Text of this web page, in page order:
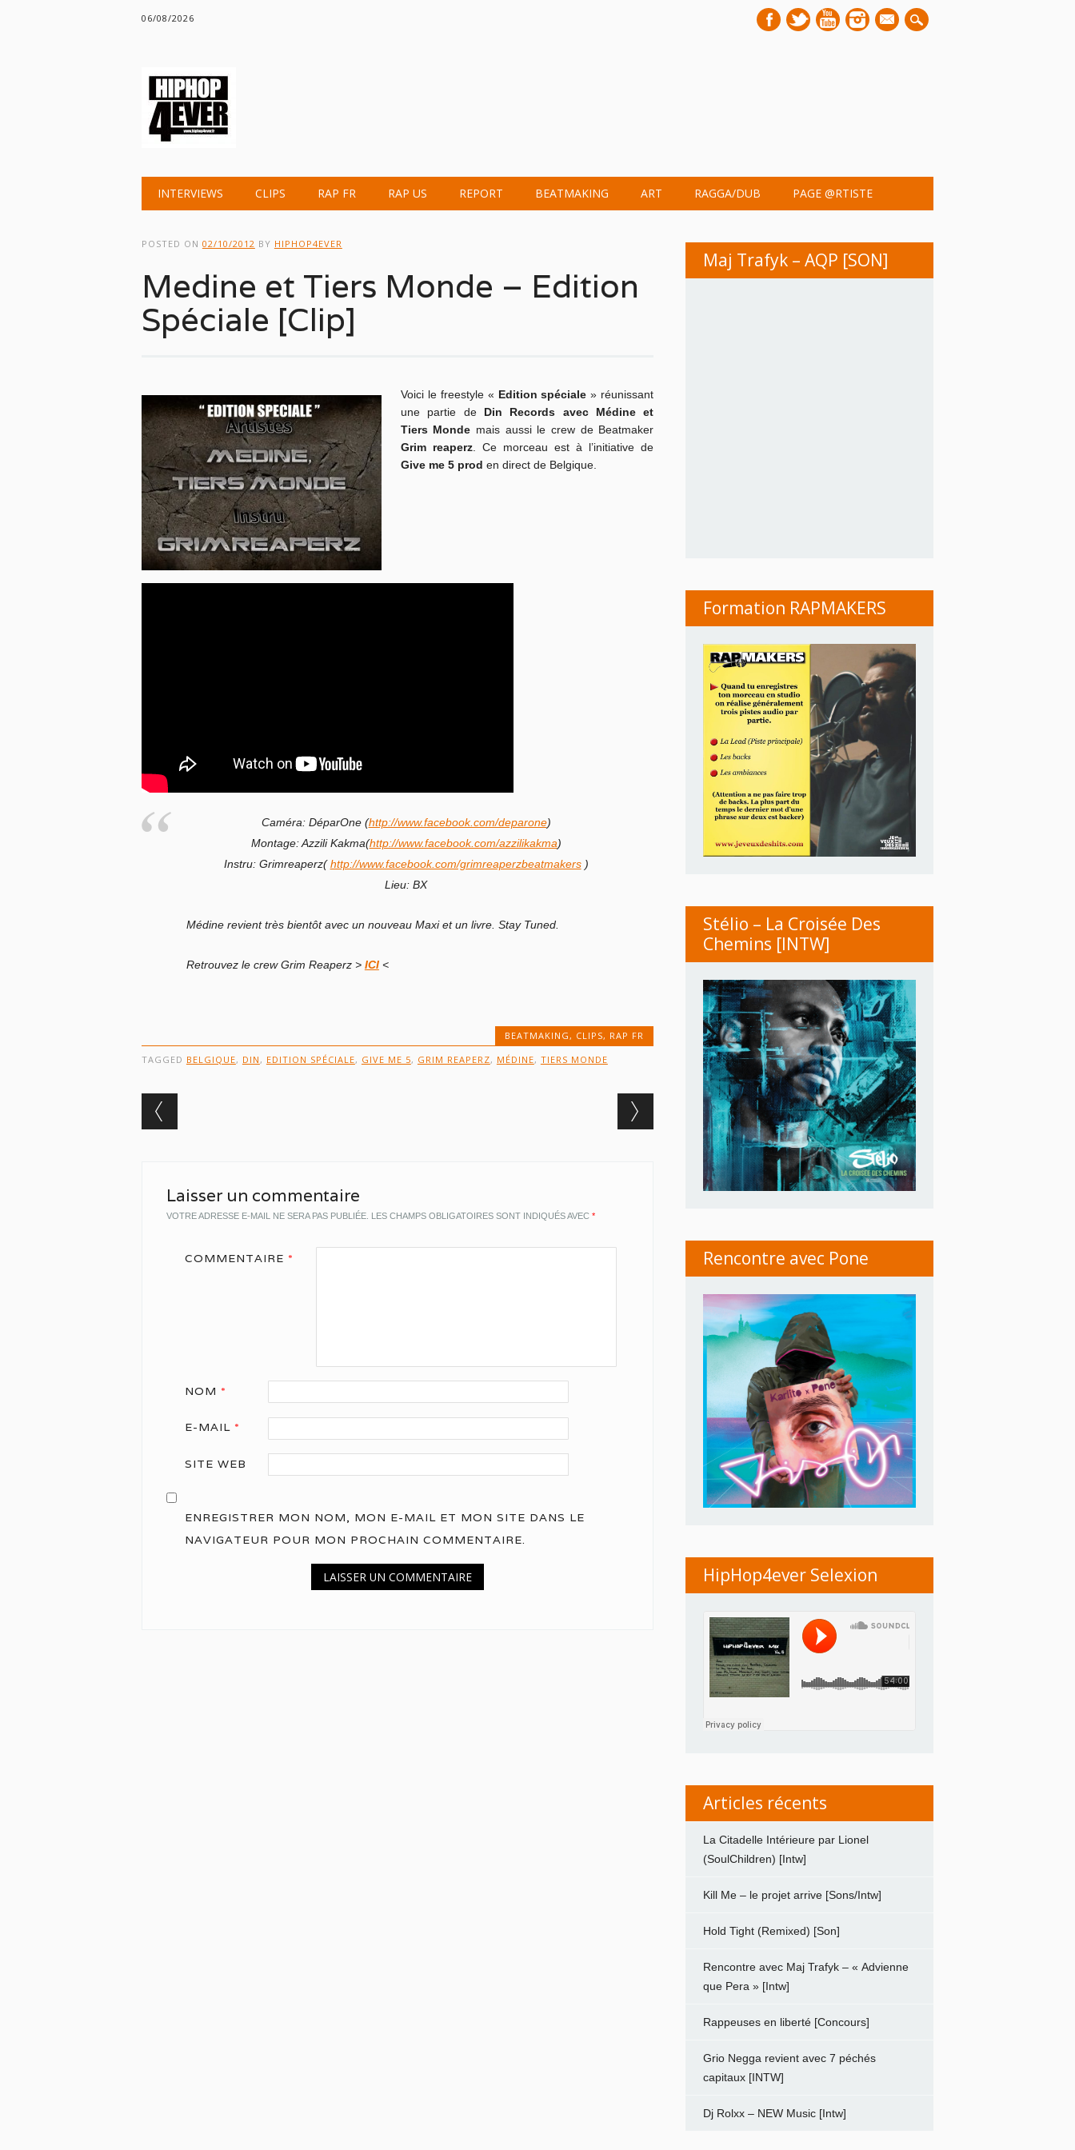
06/08/2026
mail
Main menu
INTERVIEWS CLIPS RAP FR RAP US REPORT BEATMAKING ART RAGGA/DUB PAGE @RTISTE
POSTED ON 02/10/2012 BY HIPHOP4EVER
Medine et Tiers Monde – Edition
Spéciale [Clip]
Voici le freestyle « Edition spéciale » réunissant
une partie de Din Records avec Médine et
Tiers Monde mais aussi le crew de Beatmaker
Grim reaperz. Ce morceau est à l’initiative de
Give me 5 prod en direct de Belgique.
Caméra: DéparOne (http://www.facebook.com/deparone)
Montage: Azzili Kakma(http://www.facebook.com/azzilikakma)
Instru: Grimreaperz(http://www.facebook.com/grimreaperzbeatmakers)
Lieu: BX
Médine revient très bientôt avec un nouveau Maxi et un livre. Stay Tuned.
Retrouvez le crew Grim Reaperz > ICI<
BEATMAKING, CLIPS, RAP FR
TAGGED BELGIQUE, DIN , EDITION SPÉCIALE, GIVE ME 5, GRIM REAPERZ, MÉDINE, TIERS MONDE
Post navigation
Laisser un commentaire
VOTRE ADRESSE E-MAIL NE SERA PAS PUBLIÉE. LES CHAMPS OBLIGATOIRES SONT INDIQUÉS AVEC *
COMMENTAIRE *
NOM *
E-MAIL *
SITE WEB
ENREGISTRER MON NOM, MON E-MAIL ET MON SITE DANS LE
NAVIGATEUR POUR MON PROCHAIN COMMENTAIRE.
Maj Trafyk – AQP [SON]
Formation RAPMAKERS
Stélio – La Croisée Des
Chemins [INTW]
Rencontre avec Pone
HipHop4ever Selexion
Articles récents
La Citadelle Intérieure par Lionel
(SoulChildren) [Intw]
Kill Me – le projet arrive [Sons/Intw]
Hold Tight (Remixed) [Son]
Rencontre avec Maj Trafyk – « Advienne
que Pera » [Intw]
Rappeuses en liberté [Concours]
Grio Negga revient avec 7 péchés
capitaux [INTW]
Dj Rolxx – NEW Music [Intw]